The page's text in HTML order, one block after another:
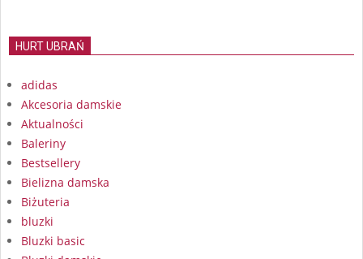
HURT UBRAŃ
adidas
Akcesoria damskie
Aktualności
Baleriny
Bestsellery
Bielizna damska
Biżuteria
bluzki
Bluzki basic